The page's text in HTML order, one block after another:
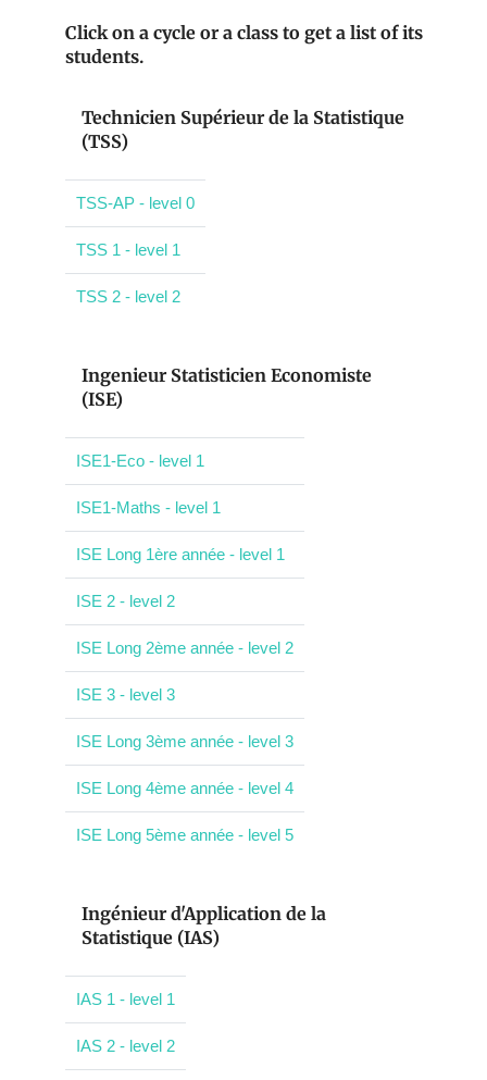
Click on a cycle or a class to get a list of its
students.
Technicien Supérieur de la Statistique
(TSS)
TSS-AP - level 0
TSS 1 - level 1
TSS 2 - level 2
Ingenieur Statisticien Economiste
(ISE)
ISE1-Eco - level 1
ISE1-Maths - level 1
ISE Long 1ère année - level 1
ISE 2 - level 2
ISE Long 2ème année - level 2
ISE 3 - level 3
ISE Long 3ème année - level 3
ISE Long 4ème année - level 4
ISE Long 5ème année - level 5
Ingénieur d'Application de la
Statistique (IAS)
IAS 1 - level 1
IAS 2 - level 2